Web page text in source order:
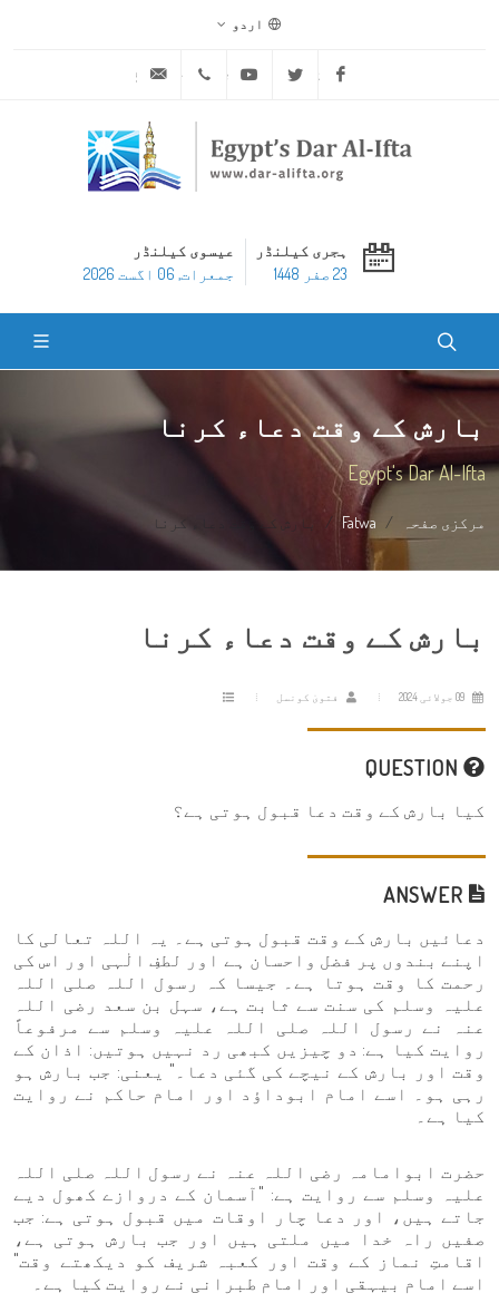
اردو
Facebook
Twitter
Youtube
ہجری کیلنڈر
23 صفر 1448
عیسوی کیلنڈر
جمعرات, 06 اگست 2026
بارش کے وقت دعاء کرنا
Egypt's Dar Al-Ifta
مرکزی صفحہ Fatwa بارش کے وقت دعاء کرنا
بارش کے وقت دعاء کرنا
فتویٰ کونسل
کیا بارش کے وقت دعا قبول ہوتی ہے؟
دعائیں بارش کے وقت قبول ہوتی ہے۔ یہ اللہ تعالی کا
اپنے بندوں پر فضل واحسان ہے اور لطفِ الٰہی اور اس کی
رحمت کا وقت ہوتا ہے۔ جیسا کہ رسول اللہ صلی اللہ
علیہ وسلم کی سنت سے ثابت ہے، سہل بن سعد رضی اللہ
عنہ نے رسول اللہ صلی اللہ علیہ وسلم سے مرفوعاً
روایت کیا ہے: دو چیزیں کبھی رد نہیں ہوتیں: اذان کے
وقت اور بارش کے نیچے کی گئی دعا۔" یعنی: جب بارش ہو
رہی ہو۔ اسے امام ابوداؤد اور امام حاکم نے روایت
کیا ہے۔
حضرت ابوامامہ رضی اللہ عنہ نے رسول اللہ صلی اللہ
علیہ وسلم سے روایت ہے: "آسمان کے دروازے کھول دیے
جاتے ہیں، اور دعا چار اوقات میں قبول ہوتی ہے: جب
صفیں راہ خدا میں ملتی ہیں اور جب بارش ہوتی ہے،
اقامتِ نماز کے وقت اور کعبہ شریف کو دیکھتے وقت"
اسے امام بیہقی اور امام طبرانی نے روایت کیا ہے۔